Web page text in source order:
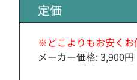
定価
※どこよりもお安くお
メーカー価格: 3,900円